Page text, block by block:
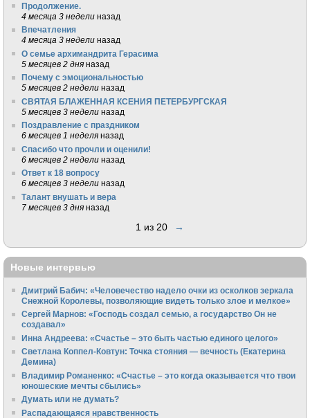
Продолжение.
4 месяца 3 недели назад
Впечатления
4 месяца 3 недели назад
О семье архимандрита Герасима
5 месяцев 2 дня назад
Почему с эмоциональностью
5 месяцев 2 недели назад
СВЯТАЯ БЛАЖЕННАЯ КСЕНИЯ ПЕТЕРБУРГСКАЯ
5 месяцев 3 недели назад
Поздравление с праздником
6 месяцев 1 неделя назад
Спасибо что прочли и оценили!
6 месяцев 2 недели назад
Ответ к 18 вопросу
6 месяцев 3 недели назад
Талант внушать и вера
7 месяцев 3 дня назад
1 из 20 →
Новые интервью
Дмитрий Бабич: «Человечество надело очки из осколков зеркала
Снежной Королевы, позволяющие видеть только злое и мелкое»
Сергей Марнов: «Господь создал семью, а государство Он не
создавал»
Инна Андреева: «Счастье – это быть частью единого целого»
Светлана Коппел-Ковтун: Точка стояния — вечность (Екатерина
Демина)
Владимир Романенко: «Счастье – это когда оказывается что твои
юношеские мечты сбылись»
Думать или не думать?
Распадающаяся нравственность